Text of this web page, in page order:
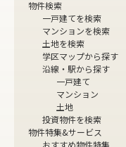
物件検索
一戸建てを検索
マンションを検索
土地を検索
学区マップから探す
沿線・駅から探す
一戸建て
マンション
土地
投資物件を検索
物件特集&サービス
おすすめ物件特集